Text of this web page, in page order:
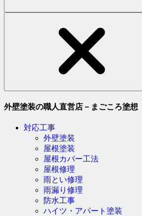
外壁塗装の職人直営店－まごころ塗想
対応工事
外壁塗装
屋根塗装
屋根カバー工法
屋根修理
雨とい修理
雨漏り修理
防水工事
ハイツ・アパート塗装